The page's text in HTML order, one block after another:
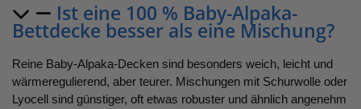
Ist eine 100 % Baby-Alpaka-
Bettdecke besser als eine Mischung?
Reine Baby-Alpaka-Decken sind besonders weich, leicht und
wärmeregulierend, aber teurer. Mischungen mit Schurwolle oder
Lyocell sind günstiger, oft etwas robuster und ähnlich angenehm